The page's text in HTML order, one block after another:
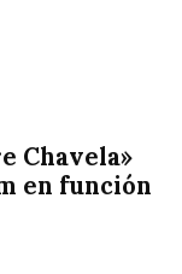
Chavela»
en función